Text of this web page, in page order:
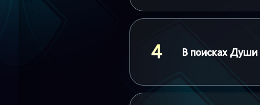
4 В поисках